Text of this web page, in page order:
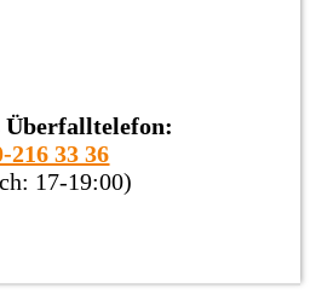
Überfalltelefon:
216 33 36
17-19:00)